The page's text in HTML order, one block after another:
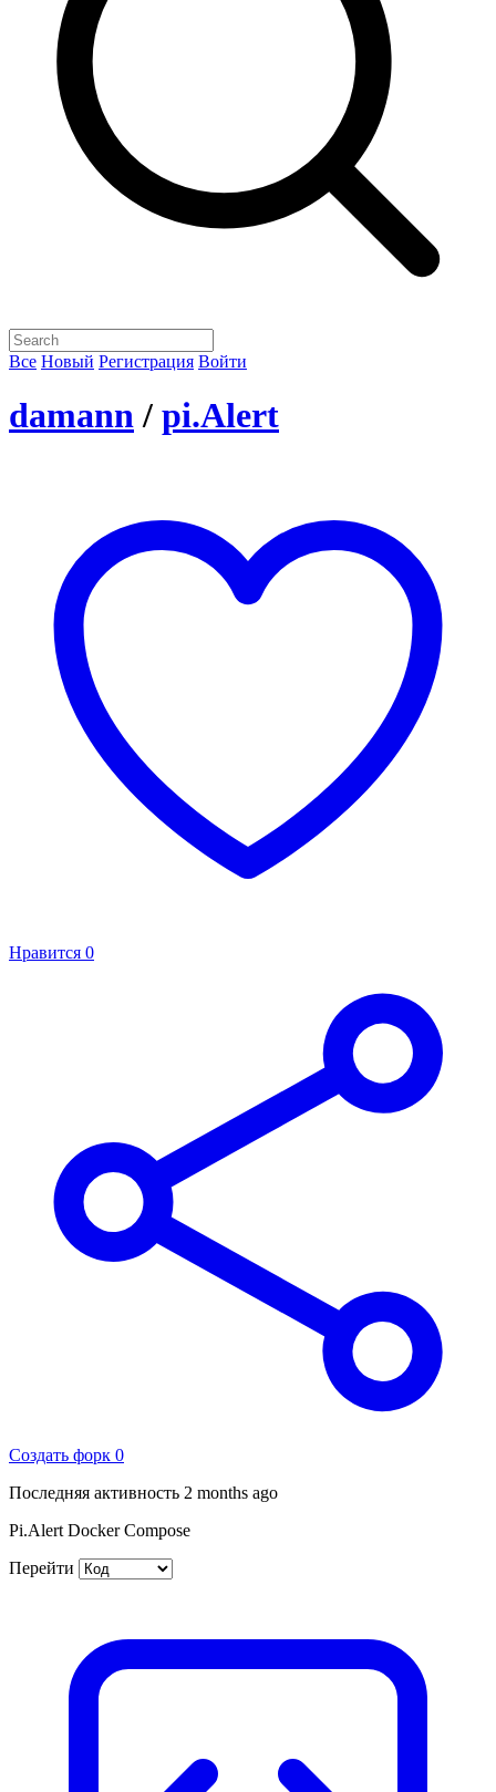
Все Новый Регистрация Войти
damann / pi.Alert
Нравится 0
Создать форк 0
Последняя активность 2 months ago
Pi.Alert Docker Compose
Перейти